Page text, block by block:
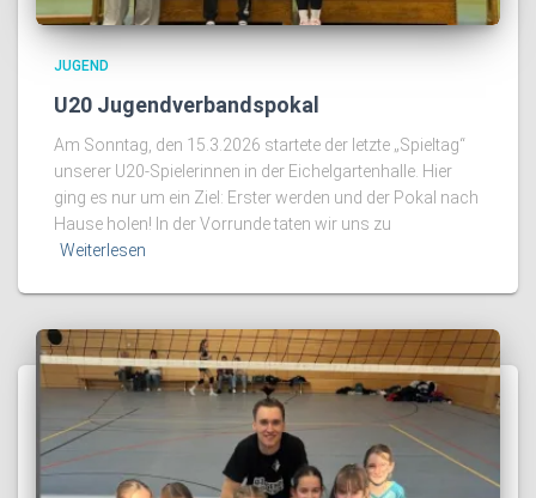
JUGEND
U20 Jugendverbandspokal
Am Sonntag, den 15.3.2026 startete der letzte „Spieltag“
unserer U20-Spielerinnen in der Eichelgartenhalle. Hier
ging es nur um ein Ziel: Erster werden und der Pokal nach
Hause holen! In der Vorrunde taten wir uns zu
Weiterlesen